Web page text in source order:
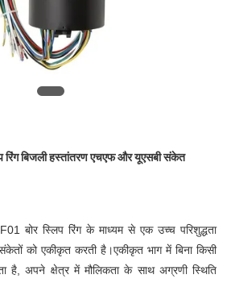
रिंग बिजली हस्तांतरण एचएफ और यूएसबी संकेत
बोर स्लिप रिंग के माध्यम से एक उच्च परिशुद्धता
को एकीकृत करती है।एकीकृत भाग में बिना किसी
है, अपने क्षेत्र में मौलिकता के साथ अग्रणी स्थिति